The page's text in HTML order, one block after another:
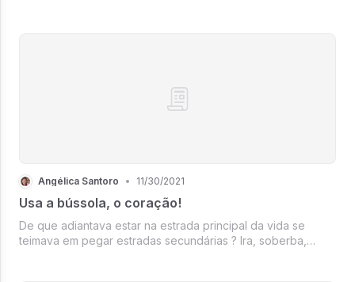
Angélica Santoro • 11/30/2021
Usa a bússola, o coração!
De que adiantava estar na estrada principal da vida se
teimava em pegar estradas secundárias ? Ira, soberba,